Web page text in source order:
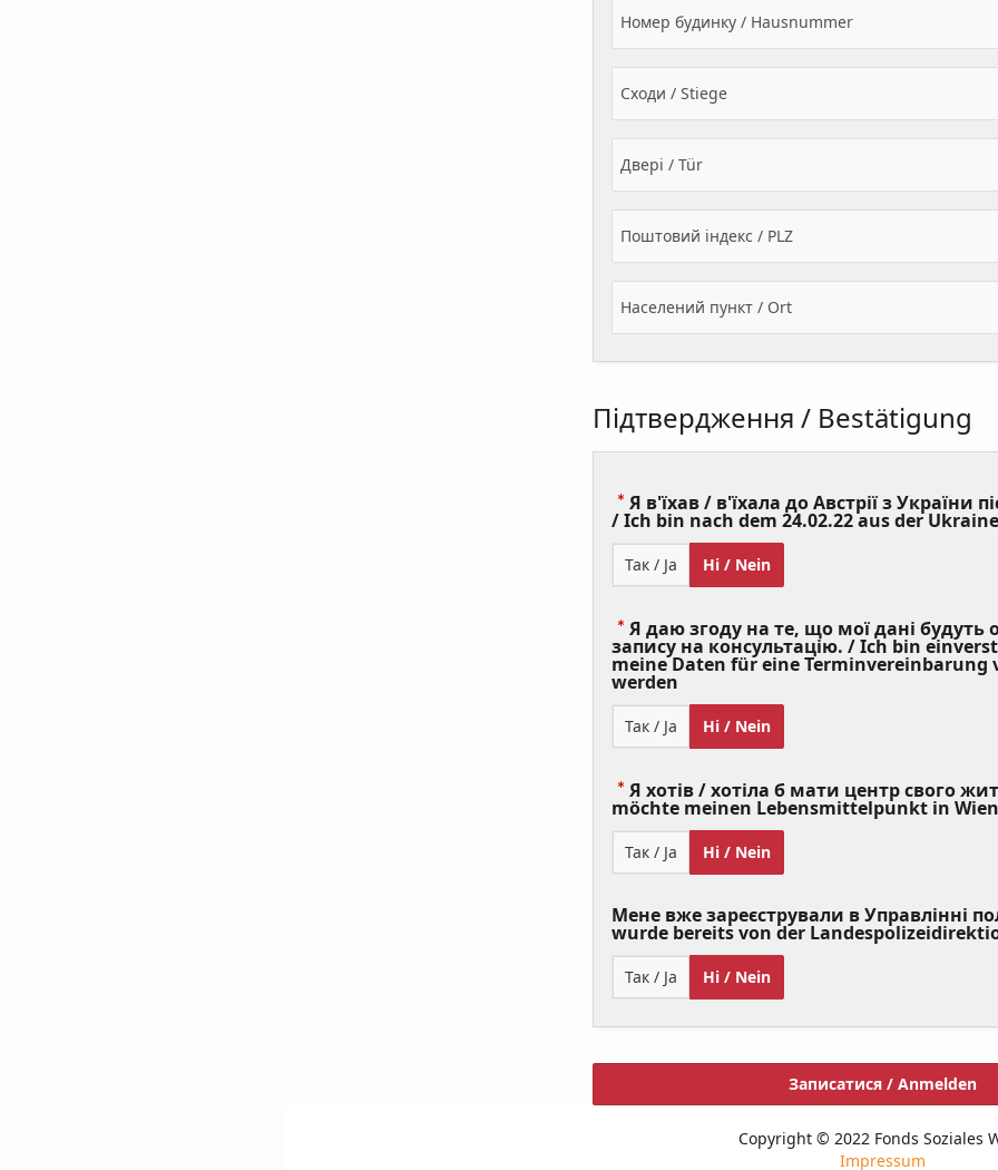
Номер будинку / Hausnummer
Сходи / Stiege
Двері / Tür
Поштовий індекс / PLZ
Населений пункт / Ort
Підтвердження / Bestätigung
Я в'їхав / в'їхала до Австрії з України
/ Ich bin nach dem 24.02.22 aus der
Так / Ja Ні / Nein
Я даю згоду на те, що мої дані будуть
запису на консультацію. / Ich bin
meine Daten für eine Terminvereinbarung
werden
Required)
Так / Ja Ні / Nein
Я хотів / хотіла б мати центр свого
möchte meinen Lebensmittelpunkt in
Так / Ja Ні / Nein
Мене вже зареєстрували в Управлінні
wurde bereits von der
Так / Ja Ні / Nein
Записатися / Anmelden
Copyright © 2022 Fonds Soziales
Impressum